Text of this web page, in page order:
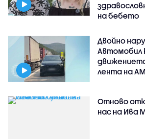
на бебето
Двойно
Автомобил
лента на АМ
Отново
нас на Ива